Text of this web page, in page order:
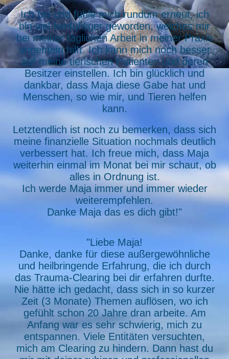
Ich bin und fühle mich rundum erneut, ich
bin viel feinfühliger geworden, welches mir
bei meiner täglichen Arbeit in meiner Praxis
ungemein hilft. Ich kann mich noch besser
auf meine tierischen Patienten und deren
Besitzer einstellen. Ich bin glücklich und
dankbar, dass Maja diese Gabe hat und
Menschen, so wie mir, und Tieren helfen
kann.
Letztendlich ist noch zu bemerken, dass sich
meine finanzielle Situation nochmals deutlich
verbessert hat. Ich freue mich, dass Maja
weiterhin einmal im Monat bei mir schaut, ob
alles in Ordnung ist.
Ich werde Maja immer und immer wieder
weiterempfehlen.
Danke Maja das es dich gibt!"
"Liebe Maja!
Danke, danke für diese außergewöhnliche
und heilbringende Erfahrung, die ich durch
das Trauma-Clearing bei dir erfahren durfte.
Nie hätte ich gedacht, dass sich in so kurzer
Zeit (3 Monate) Themen auflösen, wo ich
gefühlt schon 20 Jahre dran arbeite. Am
Anfang war es sehr schwierig, mich zu
entspannen. Viele Entitäten versuchten,
mich am Clearing zu hindern. Dann hast du